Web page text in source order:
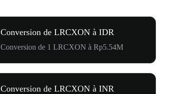
Conversion de LRCXON à IDR
Conversion de 1 LRCXON à Rp5.54M
Conversion de LRCXON à INR